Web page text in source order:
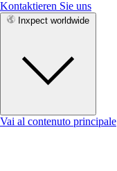
Kontaktieren Sie uns
Inxpect worldwide
Vai al contenuto principale